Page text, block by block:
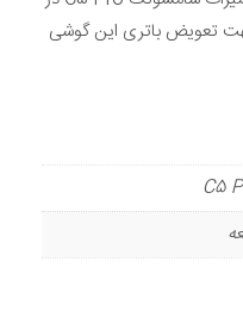
تعویض باتری این گوشی